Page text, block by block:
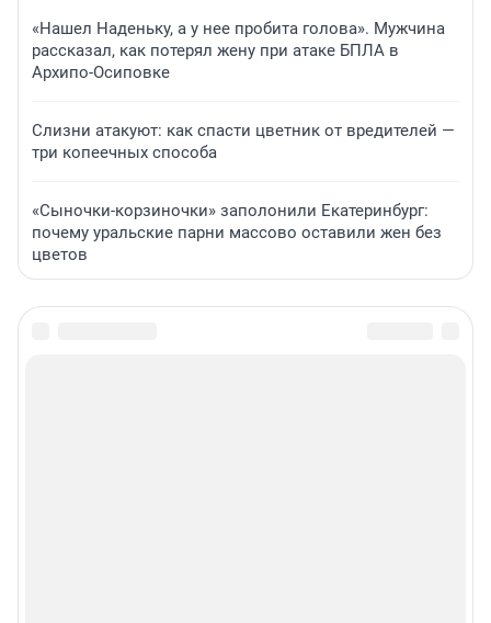
«Нашел Наденьку, а у нее пробита голова». Мужчина
рассказал, как потерял жену при атаке БПЛА в
Архипо-Осиповке
Слизни атакуют: как спасти цветник от вредителей —
три копеечных способа
«Сыночки-корзиночки» заполонили Екатеринбург:
почему уральские парни массово оставили жен без
цветов